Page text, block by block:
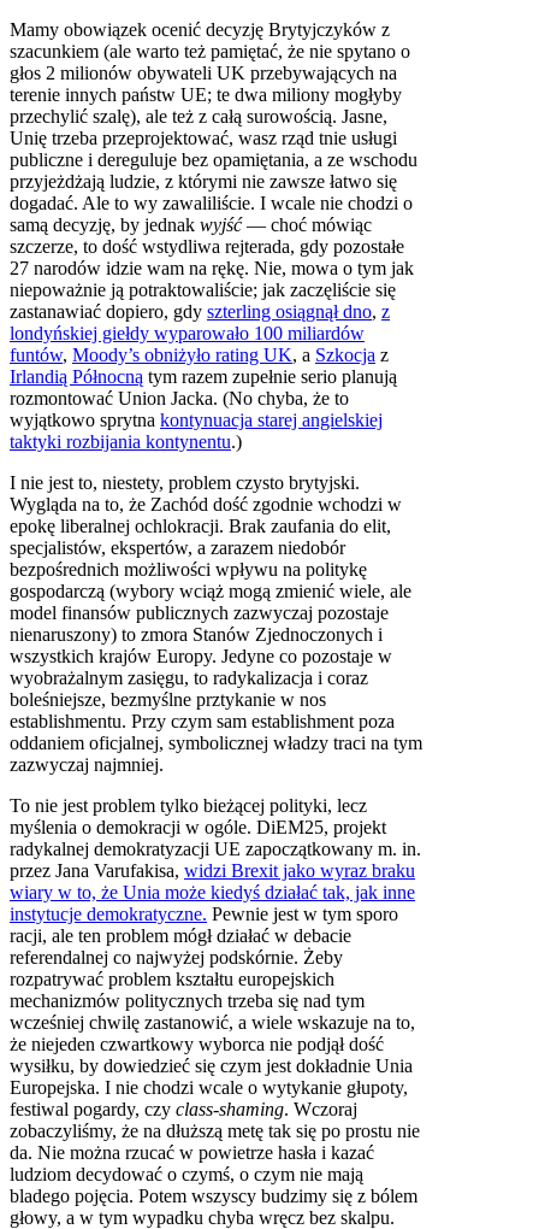
Mamy obowiązek ocenić decyzję Brytyjczyków z
szacunkiem (ale warto też pamiętać, że nie spytano o
głos 2 milionów obywateli UK przebywających na
terenie innych państw UE; te dwa miliony mogłyby
przechylić szalę), ale też z całą surowością. Jasne,
Unię trzeba przeprojektować, wasz rząd tnie usługi
publiczne i dereguluje bez opamiętania, a ze wschodu
przyjeżdżają ludzie, z którymi nie zawsze łatwo się
dogadać. Ale to wy zawaliliście. I wcale nie chodzi o
samą decyzję, by jednak wyjść— choć mówiąc
szczerze, to dość wstydliwa rejterada, gdy pozostałe
27 narodów idzie wam na rękę. Nie, mowa o tym jak
niepoważnie ją potraktowaliście; jak zaczęliście się
zastanawiać dopiero, gdy szterling osiągnął dno, z
londyńskiej giełdy wyparowało 100 miliardów
funtów, Moody’s obniżyło rating UK, a Szkocja z
Irlandią Północną tym razem zupełnie serio planują
rozmontować Union Jacka. (No chyba, że to
wyjątkowo sprytna kontynuacja starej angielskiej
taktyki rozbijania kontynentu.)
I nie jest to, niestety, problem czysto brytyjski.
Wygląda na to, że Zachód dość zgodnie wchodzi w
epokę liberalnej ochlokracji. Brak zaufania do elit,
specjalistów, ekspertów, a zarazem niedobór
bezpośrednich możliwości wpływu na politykę
gospodarczą (wybory wciąż mogą zmienić wiele, ale
model finansów publicznych zazwyczaj pozostaje
nienaruszony) to zmora Stanów Zjednoczonych i
wszystkich krajów Europy. Jedyne co pozostaje w
wyobrażalnym zasięgu, to radykalizacja i coraz
boleśniejsze, bezmyślne prztykanie w nos
establishmentu. Przy czym sam establishment poza
oddaniem oficjalnej, symbolicznej władzy traci na tym
zazwyczaj najmniej.
To nie jest problem tylko bieżącej polityki, lecz
myślenia o demokracji w ogóle. DiEM25, projekt
radykalnej demokratyzacji UE zapoczątkowany m. in.
przez Jana Varufakisa, widzi Brexit jako wyraz braku
wiary w to, że Unia może kiedyś działać tak, jak inne
instytucje demokratyczne. Pewnie jest w tym sporo
racji, ale ten problem mógł działać w debacie
referendalnej co najwyżej podskórnie. Żeby
rozpatrywać problem kształtu europejskich
mechanizmów politycznych trzeba się nad tym
wcześniej chwilę zastanowić, a wiele wskazuje na to,
że niejeden czwartkowy wyborca nie podjął dość
wysiłku, by dowiedzieć się czym jest dokładnie Unia
Europejska. I nie chodzi wcale o wytykanie głupoty,
festiwal pogardy, czy class-shaming. Wczoraj
zobaczyliśmy, że na dłuższą metę tak się po prostu nie
da. Nie można rzucać w powietrze hasła i kazać
ludziom decydować o czymś, o czym nie mają
bladego pojęcia. Potem wszyscy budzimy się z bólem
głowy, a w tym wypadku chyba wręcz bez skalpu.